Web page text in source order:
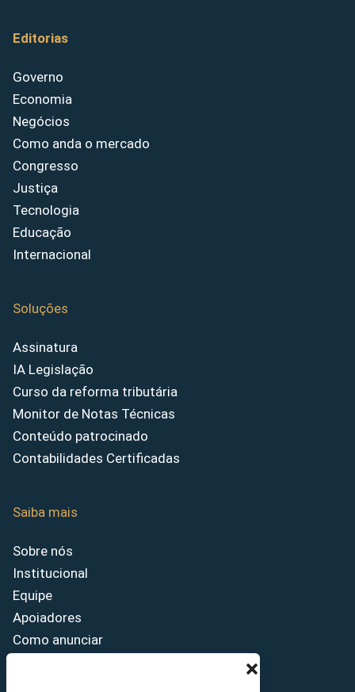
Editorias
Governo
Economia
Negócios
Como anda o mercado
Congresso
Justiça
Tecnologia
Educação
Internacional
Soluções
Assinatura
IA Legislação
Curso da reforma tributária
Monitor de Notas Técnicas
Conteúdo patrocinado
Contabilidades Certificadas
Saiba mais
Sobre nós
Institucional
Equipe
Apoiadores
Como anunciar